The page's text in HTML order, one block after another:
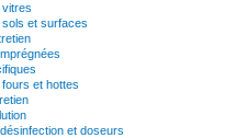
et surfaces
et hottes
et doseurs